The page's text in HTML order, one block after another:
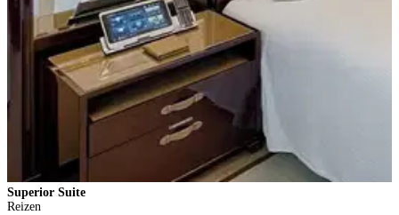
Superior Suite
Reizen